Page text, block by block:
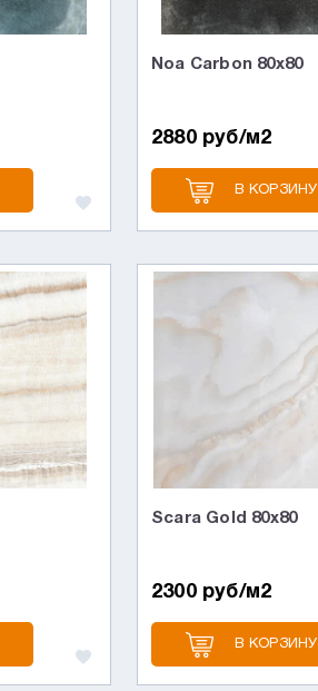
Noa Carbon 80x80
2880 руб/м2
В КОРЗИНУ
Scara Gold 80x80
2300 руб/м2
В КОРЗИНУ